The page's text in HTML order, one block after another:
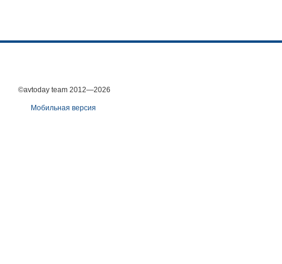
©avtoday team 2012—2026
Мобильная версия